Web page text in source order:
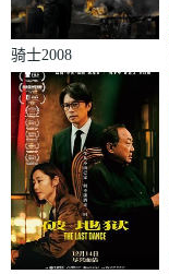
骑士2008